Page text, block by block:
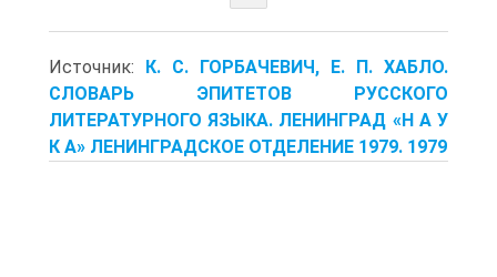
Источник: К. С. ГОРБАЧЕВИЧ, Е. П. ХАБЛО.
СЛОВАРЬ ЭПИТЕТОВ РУССКОГО
ЛИТЕРАТУРНОГО ЯЗЫКА. ЛЕНИНГРАД «Н А У
К А» ЛЕНИНГРАДСКОЕ ОТДЕЛЕНИЕ 1979. 1979